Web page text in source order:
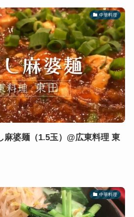
中華料理
麻婆麺（1.5玉）@広東料理 東
中華料理